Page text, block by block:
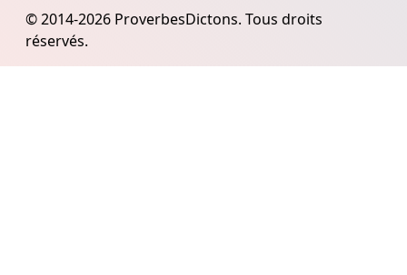
© 2014-2026 ProverbesDictons. Tous droits
réservés.